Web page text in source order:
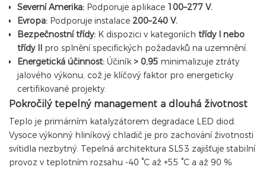
Severní Amerika: Podporuje aplikace 100–277 V.
Evropa: Podporuje instalace 200–240 V.
Bezpečnostní třídy: K dispozici v kategoriích třídy I nebo
třídy II pro splnění specifických požadavků na uzemnění.
Energetická účinnost: Účiník > 0,95 minimalizuje ztráty
jalového výkonu, což je klíčový faktor pro energeticky
certifikované projekty.
Pokročilý tepelný management a dlouhá životnost
Teplo je primárním katalyzátorem degradace LED diod.
Vysoce výkonný hliníkový chladič je pro zachování životnosti
svítidla nezbytný. Tepelná architektura SL53 zajišťuje stabilní
provoz v teplotním rozsahu -40 °C až +55 °C a až 90 %